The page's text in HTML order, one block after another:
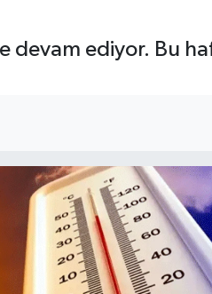
devam ediyor. Bu